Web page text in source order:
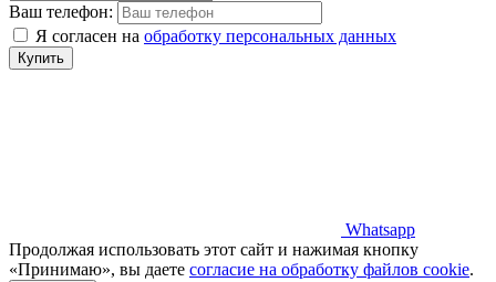
Ваш телефон:
Я согласен на обработку персональных данных
Купить
Whatsapp
Продолжая использовать этот сайт и нажимая кнопку
«Принимаю», вы даете согласие на обработку файлов cookie.